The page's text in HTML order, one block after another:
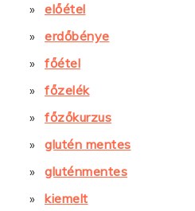
előétel
erdőbénye
főétel
főzelék
főzőkurzus
glutén mentes
gluténmentes
kiemelt